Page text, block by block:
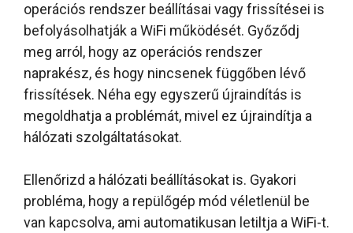
operációs rendszer beállításai vagy frissítései is
befolyásolhatják a WiFi működését. Győződj
meg arról, hogy az operációs rendszer
naprakész, és hogy nincsenek függőben lévő
frissítések. Néha egy egyszerű újraindítás is
megoldhatja a problémát, mivel ez újraindítja a
hálózati szolgáltatásokat.
Ellenőrizd a hálózati beállításokat is. Gyakori
probléma, hogy a repülőgép mód véletlenül be
van kapcsolva, ami automatikusan letiltja a WiFi-t.